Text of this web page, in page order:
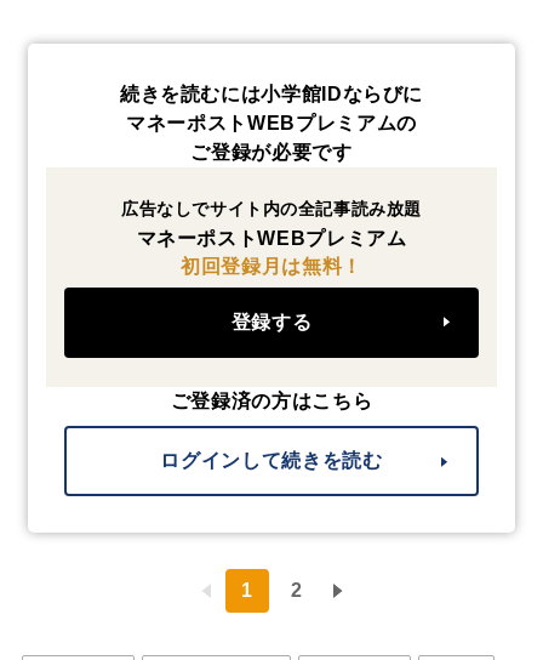
続きを読むには小学館IDならびに
マネーポストWEBプレミアムの
ご登録が必要です
広告なしでサイト内の全記事読み放題
マネーポストWEBプレミアム
初回登録月は無料！
登録する
ご登録済の方はこちら
ログインして続きを読む
1 2